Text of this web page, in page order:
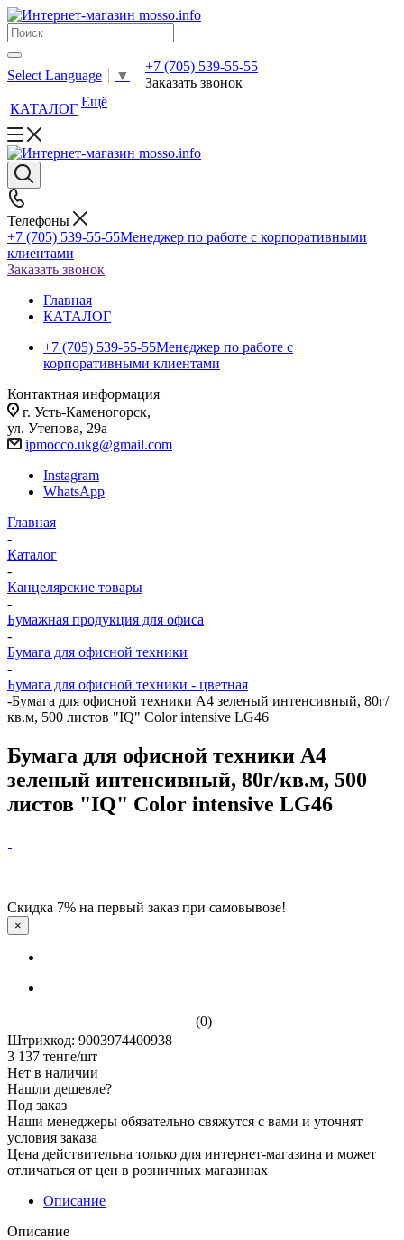
Select Language ▼
+7 (705) 539-55-55
Заказать звонок
КАТАЛОГ Ещё
Телефоны
+7 (705) 539-55-55Менеджер по работе с корпоративными
клиентами
Заказать звонок
Главная
КАТАЛОГ
+7 (705) 539-55-55Менеджер по работе с
корпоративными клиентами
Контактная информация
г. Усть-Каменогорск,
ул. Утепова, 29а
ipmocco.ukg@gmail.com
Instagram
WhatsApp
Главная
-
Каталог
-
Канцелярские товары
-
Бумажная продукция для офиса
-
Бумага для офисной техники
-
Бумага для офисной техники - цветная
-Бумага для офисной техники А4 зеленый интенсивный, 80г/
кв.м, 500 листов "IQ" Color intensive LG46
Бумага для офисной техники А4
зеленый интенсивный, 80г/кв.м, 500
листов "IQ" Color intensive LG46
Скидка 7% на первый заказ при самовывозе!
×
(0)
Штрихкод: 9003974400938
3 137 тенге/шт
Нет в наличии
Нашли дешевле?
Под заказ
Наши менеджеры обязательно свяжутся с вами и уточнят
условия заказа
Цена действительна только для интернет-магазина и может
отличаться от цен в розничных магазинах
Описание
Описание